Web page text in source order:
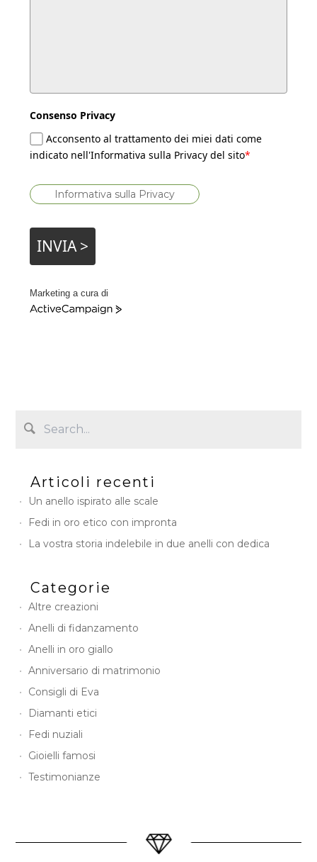
Consenso Privacy
Acconsento al trattamento dei miei dati come
indicato nell'Informativa sulla Privacy del sito*
Informativa sulla Privacy
INVIA >
Marketing a cura di
A
m
g
n
Articoli recenti
Un anello ispirato alle scale
Fedi in oro etico con impronta
La vostra storia indelebile in due anelli con dedica
Categorie
Altre creazioni
Anelli di fidanzamento
Anelli in oro giallo
Anniversario di matrimonio
Consigli di Eva
Diamanti etici
Fedi nuziali
Gioielli famosi
Testimonianze